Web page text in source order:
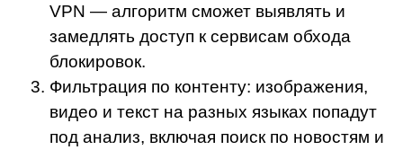
VPN — алгоритм сможет выявлять и
замедлять доступ к сервисам обхода
блокировок.
Фильтрация по контенту: изображения,
видео и текст на разных языках попадут
под анализ, включая поиск по новостям и